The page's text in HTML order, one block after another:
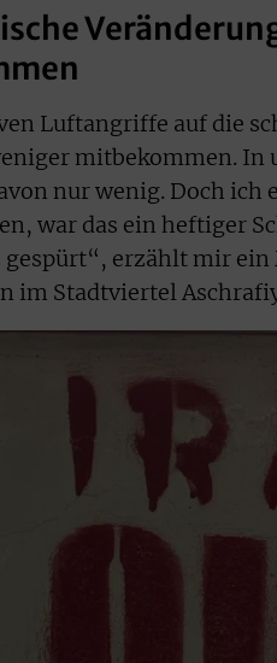
Luftangriffe auf die
mitbekommen. In
nur wenig. Doch ich
war das ein heftiger
gespürt“, erzählt mir
im Stadtviertel